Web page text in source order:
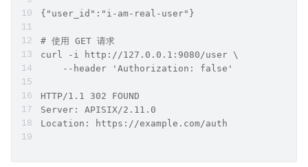
{"user_id":"i-am-real-user"}
# 使用 GET 请求
curl -i http://127.0.0.1:9080/user \
    --header 'Authorization: false'
HTTP/1.1 302 FOUND
Server: APISIX/2.11.0
Location: https://example.com/auth